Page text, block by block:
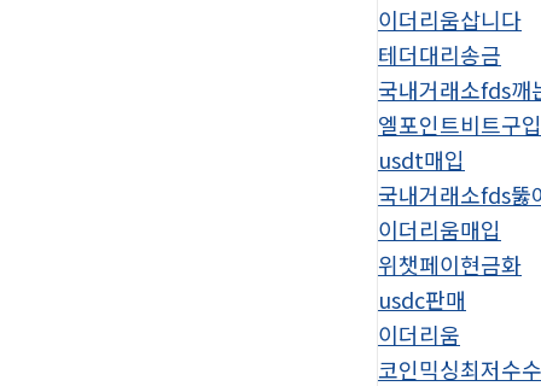
이더리움삽니다
테더대리송금
국내거래소fds깨
엘포인트비트구입
usdt매입
국내거래소fds뚫
이더리움매입
위챗페이현금화
usdc판매
이더리움
코인믹싱최저수